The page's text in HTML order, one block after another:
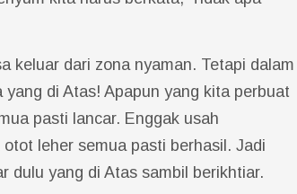
keluar dari zona nyaman. Tetapi dalam
di Atas! Apapun yang kita perbuat
pasti lancar. Enggak usah
leher semua pasti berhasil. Jadi
dulu yang di Atas sambil berikhtiar.